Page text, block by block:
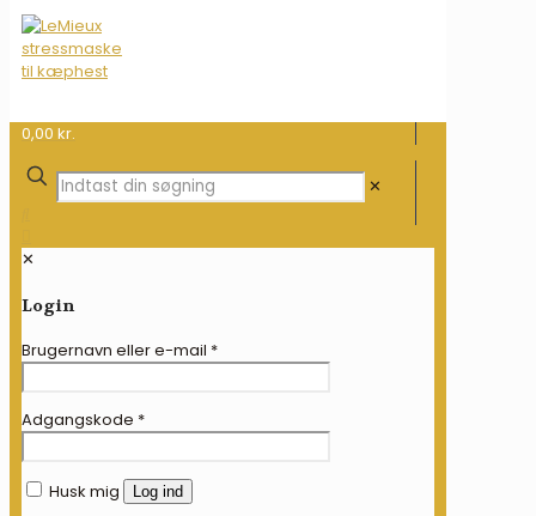
0,00 kr.
✕
✕
Login
Brugernavn eller e-mail *
Adgangskode *
Husk mig Log ind